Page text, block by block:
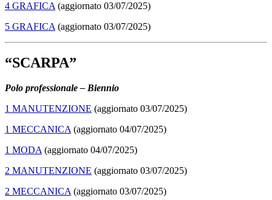
4 GRAFICA (aggiornato 03/07/2025)
5 GRAFICA (aggiornato 03/07/2025)
“SCARPA”
Polo professionale – Biennio
1 MANUTENZIONE (aggiornato 03/07/2025)
1 MECCANICA (aggiornato 04/07/2025)
1 MODA (aggiornato 04/07/2025)
2 MANUTENZIONE (aggiornato 03/07/2025)
2 MECCANICA (aggiornato 03/07/2025)